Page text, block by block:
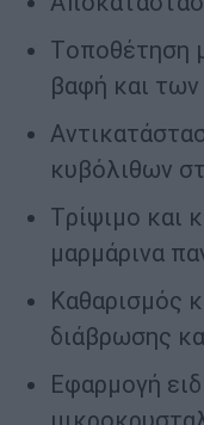
Tοποθέτηση
βαφή και των
κυβόλιθων
Tρίψιμο και
μαρμάρινα
Καθαρισμός
διάβρωσης
Εφαρμογή